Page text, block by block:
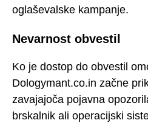
oglaševalske kampanje.
Nevarnost obvestil
Ko je dostop do obvestil
Dologymant.co.in začne
zavajajoča pojavna
brskalnik ali operacijski